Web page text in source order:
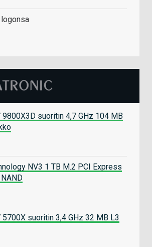
9800X3D suoritin 4,7 GHz 104 MB
NV3 1 TB M.2 PCI Express
suoritin 3,4 GHz 32 MB L3